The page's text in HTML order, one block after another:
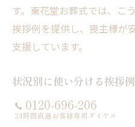
す。東花堂お葬式では、こ
挨拶例を提供し、喪主様が
支援しています。
状況別に使い分ける挨拶例
状
況
挨拶の特徴 例文
0120-696-206
24時間直通お客様専用ダイヤル